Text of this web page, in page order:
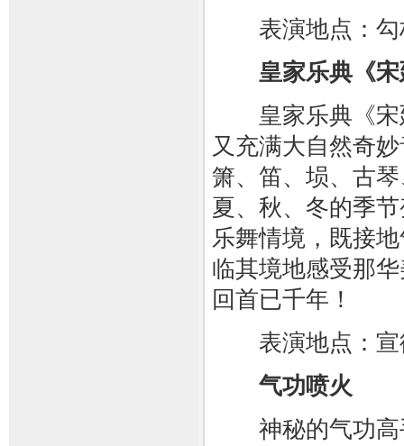
表演地点：勾
皇家乐典《宋
皇家乐典《宋
又充满大自然奇
箫、笛、埙、古
夏、秋、冬的季
乐舞情境，既接
临其境地感受那
回首已千年！
表演地点：宣
气功喷火
神秘的气功高